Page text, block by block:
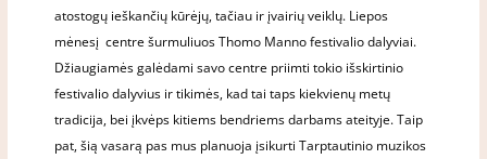
atostogų ieškančių kūrėjų, tačiau ir įvairių veiklų. Liepos
mėnesį centre šurmuliuos Thomo Manno festivalio dalyviai.
Džiaugiamės galėdami savo centre priimti tokio išskirtinio
festivalio dalyvius ir tikimės, kad tai taps kiekvienų metų
tradicija, bei įkvėps kitiems bendriems darbams ateityje. Taip
pat, šią vasarą pas mus planuoja įsikurti Tarptautinio muzikos